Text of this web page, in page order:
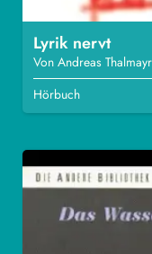
Lyrik nervt
Von Andreas Thalmayr
Hörbuch